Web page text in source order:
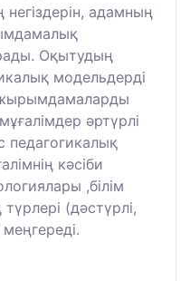
адамның
Оқытудың
модельдерді
әртүрлі
педагогикалық
кәсіби
,білім
(дәстүрлі,